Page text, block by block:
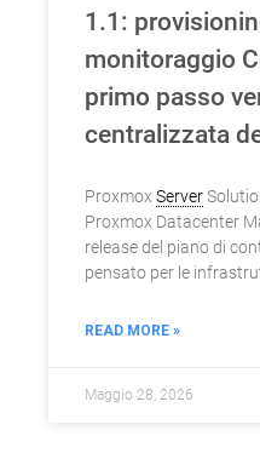
1.1:
monitoraggio
primo passo
centralizzata
Proxmox Server
Proxmox Datacenter
release del piano di
pensato per le
READ MORE »
Maggio 28, 2026